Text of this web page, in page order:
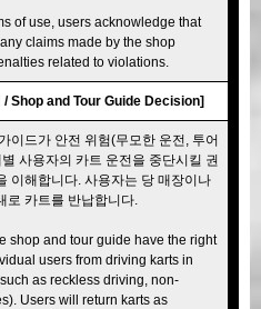
of use, users acknowledge that
claims made by the shop
related to violations.
/ Shop and Tour Guide Decision]
이드가 안전 위험(무모한 운전, 투어
사용자의 카트 운전을 중단시킬 권
이해합니다. 사용자는 당 매장이나
로 카트를 반납합니다.
shop and tour guide have the right
users from driving karts in
as reckless driving, non-
Users will return karts as